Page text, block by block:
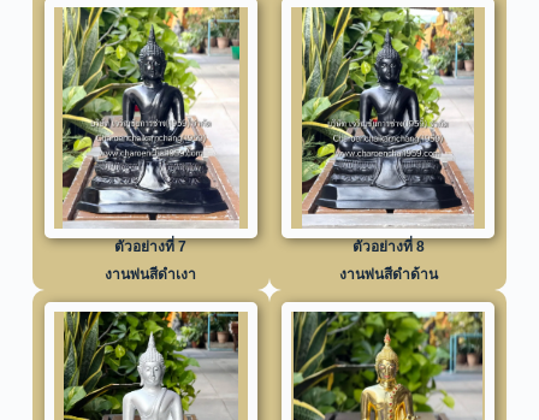
ตัวอย่างที่ 7
งานพ่นสีดำเงา
ตัวอย่างที่ 8
งานพ่นสีดำด้าน